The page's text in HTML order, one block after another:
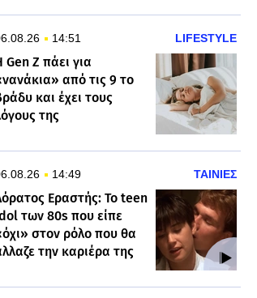
14:51 LIFESTYLE
Gen Z πάει για
από τις 9 το
και έχει τους
της
14:49 ΤΑΙΝΙΕΣ
Εραστής: Το teen
των 80s που είπε
στον ρόλο που θα
την καριέρα της